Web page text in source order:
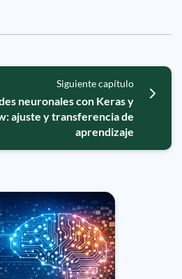
Siguiente capítulo
neuronales con Keras y
ajuste y transferencia de
aprendizaje